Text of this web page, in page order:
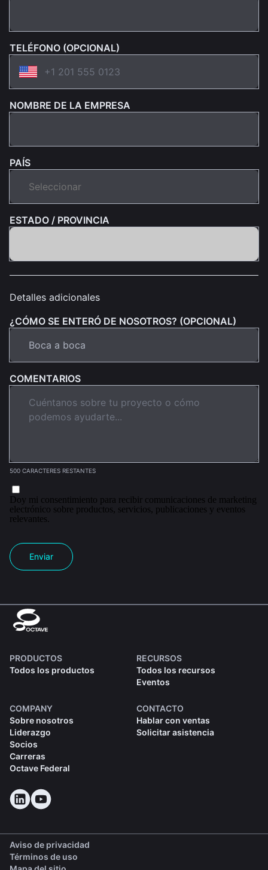
TELÉFONO (OPCIONAL)
NOMBRE DE LA EMPRESA
PAÍS
ESTADO / PROVINCIA
Detalles adicionales
¿CÓMO SE ENTERÓ DE NOSOTROS? (OPCIONAL)
COMENTARIOS
500 CARACTERES RESTANTES
Doy mi consentimiento para recibir comunicaciones de marketing
electrónico sobre productos, servicios, publicaciones y eventos
relevantes.
Enviar
PRODUCTOS
Todos los productos
RECURSOS
Todos los recursos
Eventos
COMPANY
Sobre nosotros
Liderazgo
Socios
Carreras
Octave Federal
CONTACTO
Hablar con ventas
Solicitar asistencia
Aviso de privacidad
Términos de uso